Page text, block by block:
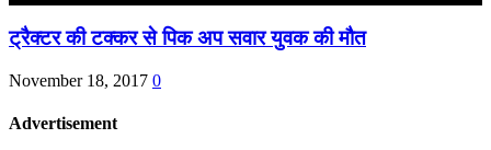
ट्रैक्टर की टक्कर से पिक अप सवार युवक की मौत
November 18, 2017 0
Advertisement